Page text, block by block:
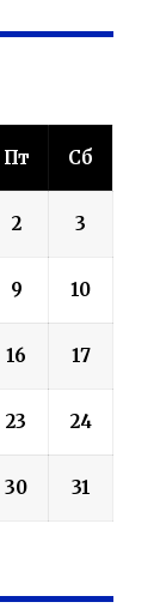
Пт Сб
2 3
9 10
16 17
23 24
30 31